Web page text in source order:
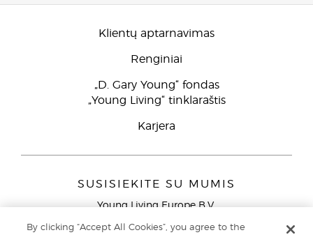
Klientų aptarnavimas
Renginiai
„D. Gary Young“ fondas
„Young Living“ tinklaraštis
Karjera
SUSISIEKITE SU MUMIS
Young Living Europe B.V.
By clicking “Accept All Cookies”, you agree to the